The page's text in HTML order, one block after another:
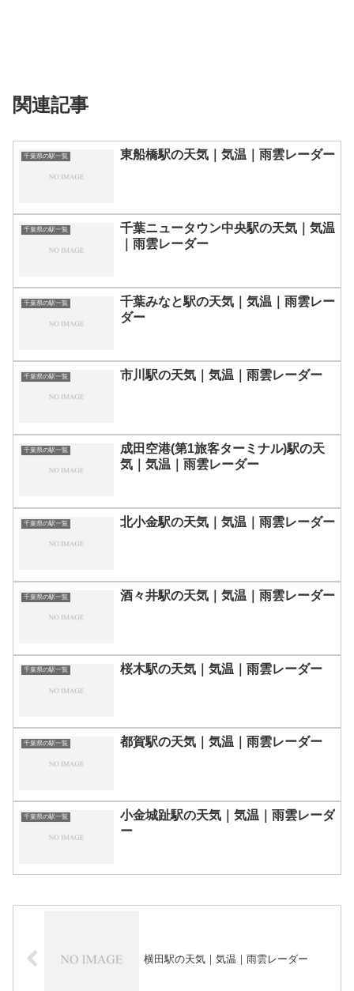
関連記事
千葉県の駅一覧 東船橋駅の天気｜気温｜雨雲レーダー
千葉県の駅一覧
千葉ニュータウン中央駅の天気｜気温
｜雨雲レーダー
千葉県の駅一覧
千葉みなと駅の天気｜気温｜雨雲レー
ダー
千葉県の駅一覧 市川駅の天気｜気温｜雨雲レーダー
千葉県の駅一覧
成田空港(第1旅客ターミナル)駅の天
気｜気温｜雨雲レーダー
千葉県の駅一覧 北小金駅の天気｜気温｜雨雲レーダー
千葉県の駅一覧 酒々井駅の天気｜気温｜雨雲レーダー
千葉県の駅一覧 桜木駅の天気｜気温｜雨雲レーダー
千葉県の駅一覧 都賀駅の天気｜気温｜雨雲レーダー
千葉県の駅一覧
小金城趾駅の天気｜気温｜雨雲レーダ
ー
横田駅の天気｜気温｜雨雲レーダー